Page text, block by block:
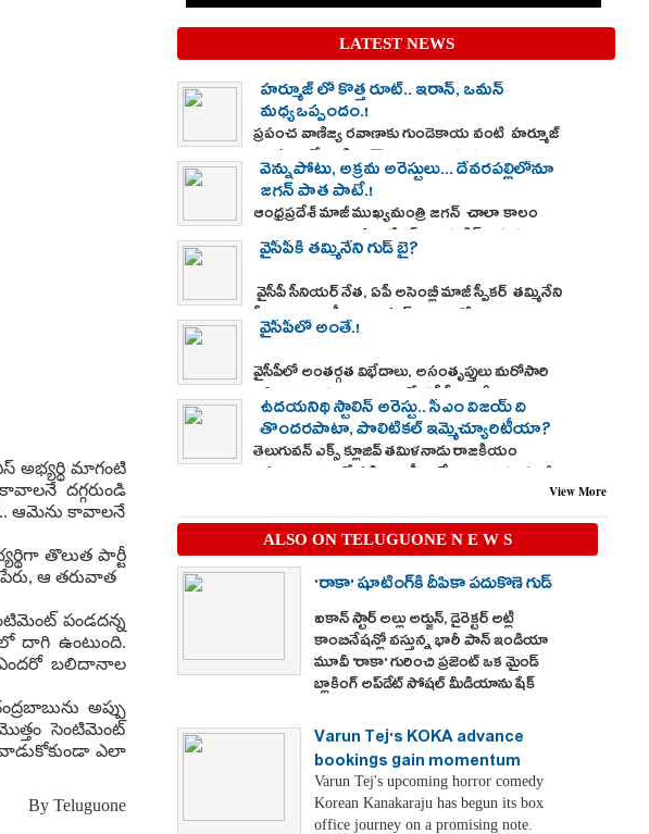
అభ్య‌ర్ధి మాగంటి
ద‌గ్గ‌రుండి
ఆమెను కావాల‌నే
తొలుత పార్టీ
పేరు, ఆ తరువాత
పండదన్న
దాగి ఉంటుంది.
ఎంద‌రో బ‌లిదానాల
అప్పు
సెంటిమెంట్
ఎలా
By Teluguone